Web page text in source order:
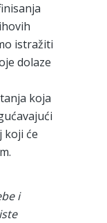
istražiti
dolaze
koja
koji će
i